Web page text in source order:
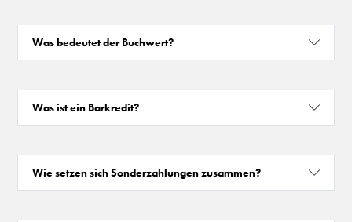
Was bedeutet der Buchwert?
Was ist ein Barkredit?
Wie setzen sich Sonderzahlungen zusammen?